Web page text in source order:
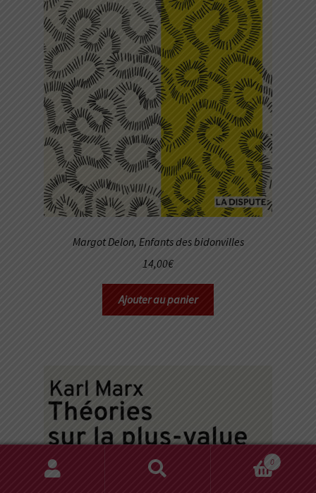
Margot Delon, Enfants des bidonvilles
14,00€
Ajouter au panier
Recherche
Recherche
0